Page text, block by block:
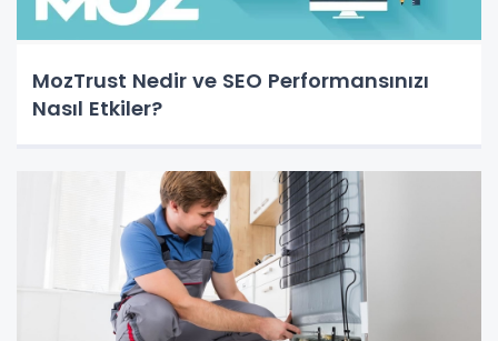
MozTrust Nedir ve SEO Performansınızı
Nasıl Etkiler?